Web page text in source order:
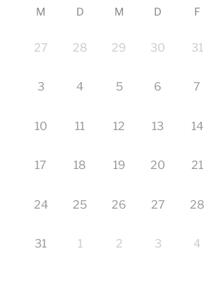
M D M D F
27 28 29 30 31
3 4 5 6 7
10 11 12 13 14
17 18 19 20 21
24 25 26 27 28
31 1 2 3 4